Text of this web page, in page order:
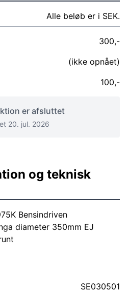
Alle beløb er i SEK.
300,-
(ikke opnået)
100,-
er afsluttet
20. jul. 2026
og teknisk
Bensindriven
diameter 350mm EJ
SE030501